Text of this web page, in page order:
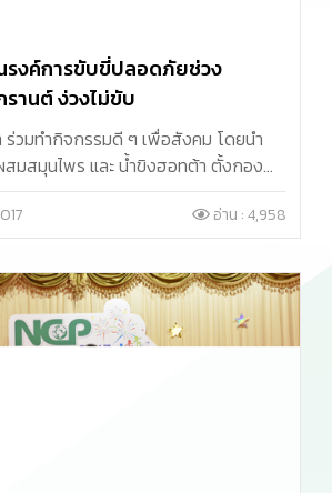
รงค์การขับขี่ปลอดภัยช่วง
านต์ ง่วงไม่ขับ
วมทำกิจกรรมดี ๆ เพื่อสังคม โดยนำ
มสมุนไพร และ น้ำขิงฮอทต้า ตั้งกอง
ก่ประชาชนที่เดินทางออกต่างจังหวัด ณ
ระชาชน
อ่าน : 4,958